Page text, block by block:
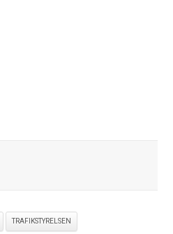
TRAFIKSTYRELSEN